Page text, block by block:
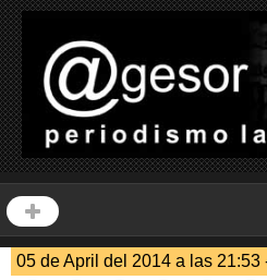
05 de April del 2014 a las 21:53